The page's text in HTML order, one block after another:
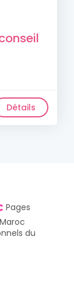
Détails
Pages
du